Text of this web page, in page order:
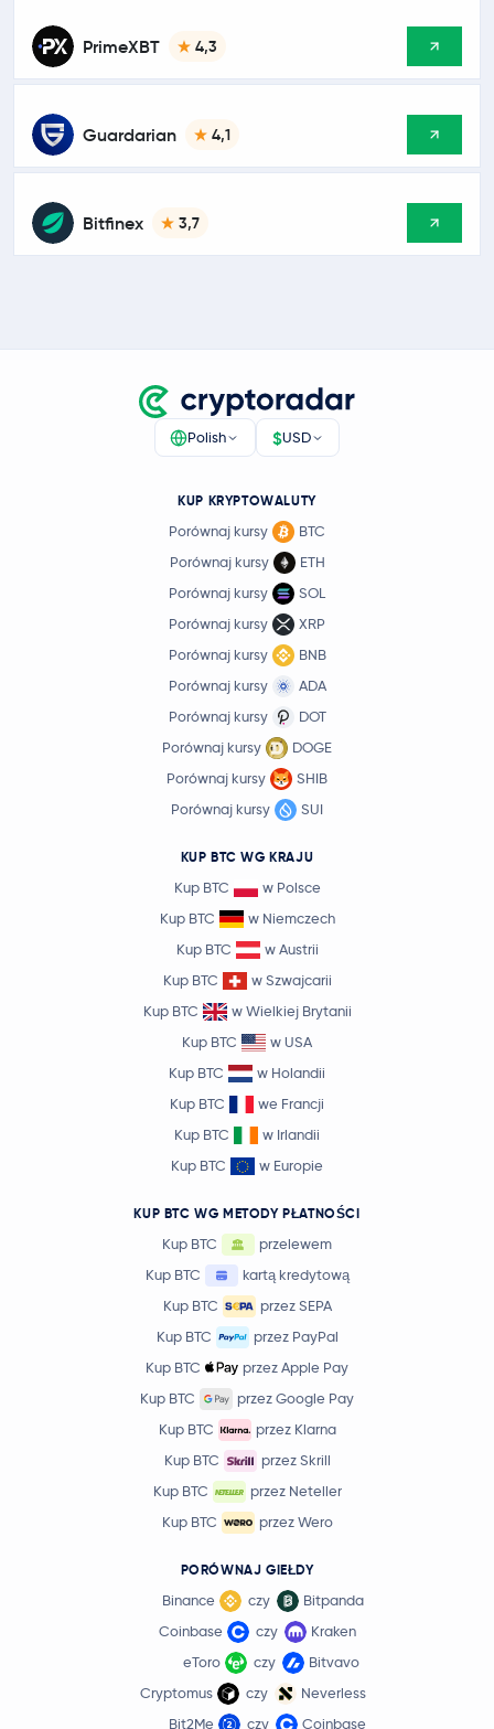
PrimeXBT 4,3
Guardarian 4,1
Bitfinex 3,7
Polish $USD
KUP KRYPTOWALUTY
Porównaj kursy
BTC
Porównaj kursy
ETH
Porównaj kursy
SOL
Porównaj kursy
XRP
Porównaj kursy
BNB
Porównaj kursy
ADA
Porównaj kursy
DOT
Porównaj kursy
DOGE
Porównaj kursy
SHIB
Porównaj kursy
SUI
KUP BTC WG KRAJU
Kup BTC
w Polsce
Kup BTC
w Niemczech
Kup BTC
w Austrii
Kup BTC
w Szwajcarii
Kup BTC
w Wielkiej Brytanii
Kup BTC
w USA
Kup BTC
w Holandii
Kup BTC
we Francji
Kup BTC
w Irlandii
Kup BTC
w Europie
KUP BTC WG METODY PŁATNOŚCI
Kup BTC
przelewem
Kup BTC
kartą kredytową
Kup BTC
przez SEPA
Kup BTC
przez PayPal
Kup BTC
przez Apple Pay
Kup BTC
przez Google Pay
Kup BTC
przez Klarna
Kup BTC
przez Skrill
Kup BTC
przez Neteller
Kup BTC
przez Wero
PORÓWNAJ GIEŁDY
Binance czy
Bitpanda
Coinbase
czy
Kraken
eToro
czy
Bitvavo
Cryptomus
czy
Neverless
Bit2Me
czy Coinbase